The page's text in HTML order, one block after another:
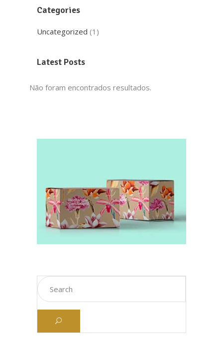
Categories
Uncategorized (1)
Latest Posts
Não foram encontrados resultados.